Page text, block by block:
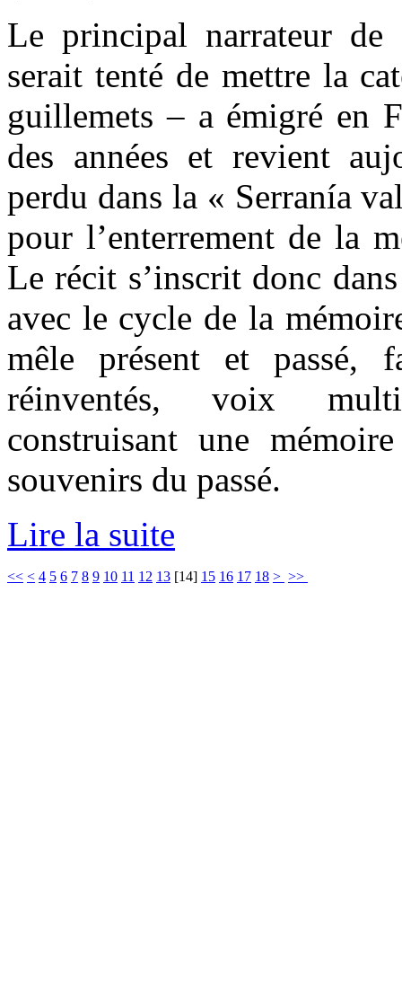
Le principal narrateur
serait tenté de mettre la
guillemets – a émigré en
des années et revient
perdu dans la « Serranía
pour l’enterrement de la
Le récit s’inscrit donc
avec le cycle de la
mêle présent et passé,
réinventés, voix
construisant une
souvenirs du passé.
Lire la suite
<< < 4 5 6 7 8 9 10 11 12 13 [14] 15 16 17 18 > >>